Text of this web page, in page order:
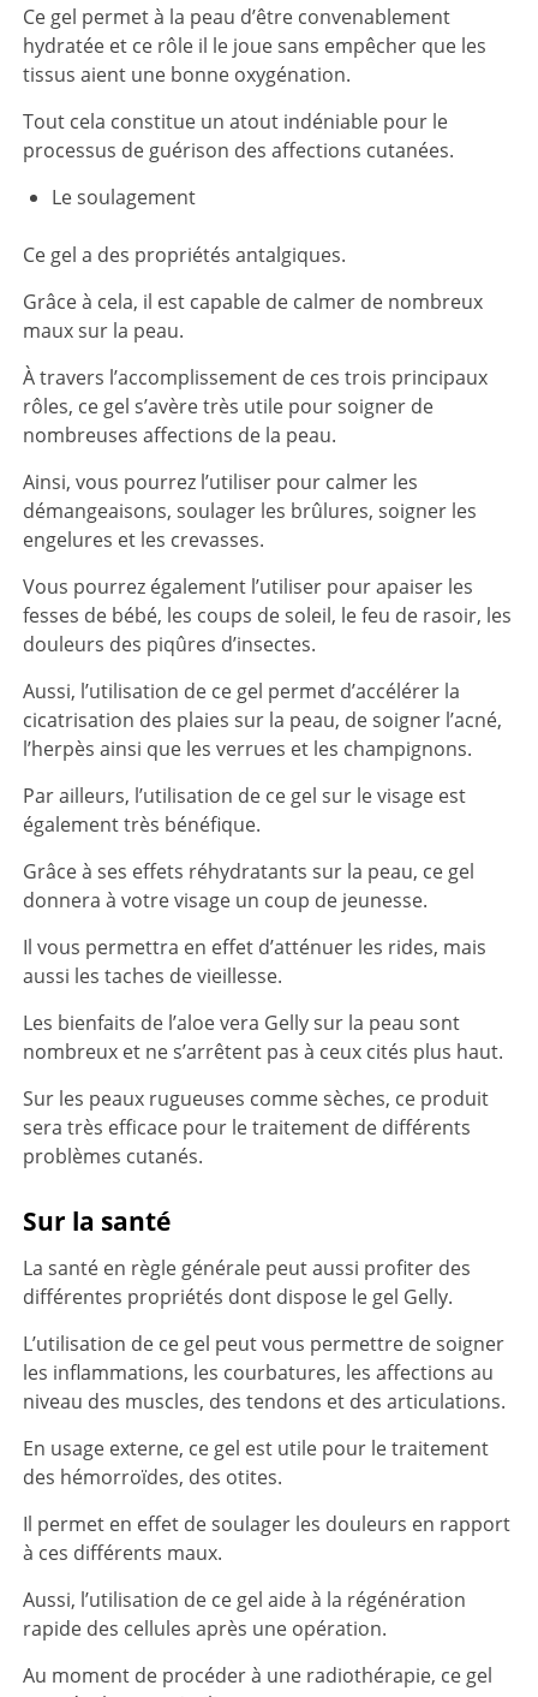
Ce gel permet à la peau d’être convenablement
hydratée et ce rôle il le joue sans empêcher que les
tissus aient une bonne oxygénation.
Tout cela constitue un atout indéniable pour le
processus de guérison des affections cutanées.
Le soulagement
Ce gel a des propriétés antalgiques.
Grâce à cela, il est capable de calmer de nombreux
maux sur la peau.
À travers l’accomplissement de ces trois principaux
rôles, ce gel s’avère très utile pour soigner de
nombreuses affections de la peau.
Ainsi, vous pourrez l’utiliser pour calmer les
démangeaisons, soulager les brûlures, soigner les
engelures et les crevasses.
Vous pourrez également l’utiliser pour apaiser les
fesses de bébé, les coups de soleil, le feu de rasoir, les
douleurs des piqûres d’insectes.
Aussi, l’utilisation de ce gel permet d’accélérer la
cicatrisation des plaies sur la peau, de soigner l’acné,
l’herpès ainsi que les verrues et les champignons.
Par ailleurs, l’utilisation de ce gel sur le visage est
également très bénéfique.
Grâce à ses effets réhydratants sur la peau, ce gel
donnera à votre visage un coup de jeunesse.
Il vous permettra en effet d’atténuer les rides, mais
aussi les taches de vieillesse.
Les bienfaits de l’aloe vera Gelly sur la peau sont
nombreux et ne s’arrêtent pas à ceux cités plus haut.
Sur les peaux rugueuses comme sèches, ce produit
sera très efficace pour le traitement de différents
problèmes cutanés.
Sur la santé
La santé en règle générale peut aussi profiter des
différentes propriétés dont dispose le gel Gelly.
L’utilisation de ce gel peut vous permettre de soigner
les inflammations, les courbatures, les affections au
niveau des muscles, des tendons et des articulations.
En usage externe, ce gel est utile pour le traitement
des hémorroïdes, des otites.
Il permet en effet de soulager les douleurs en rapport
à ces différents maux.
Aussi, l’utilisation de ce gel aide à la régénération
rapide des cellules après une opération.
Au moment de procéder à une radiothérapie, ce gel